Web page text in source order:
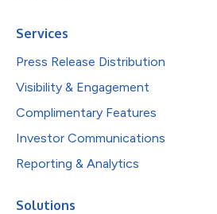
Services
Press Release Distribution
Visibility & Engagement
Complimentary Features
Investor Communications
Reporting & Analytics
Solutions